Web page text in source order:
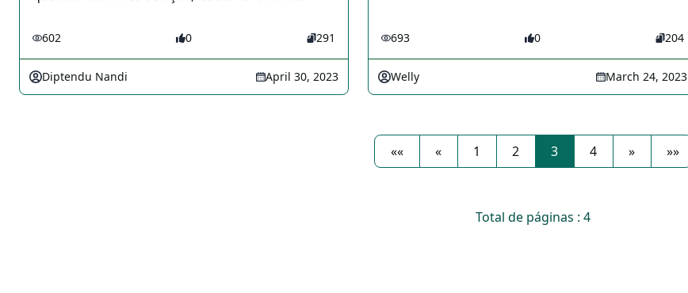
602 0 291
Diptendu Nandi April 30, 2023
693 0 204
Welly March 24, 2023
«« « 1 2 3 4 » »»
Total de páginas : 4